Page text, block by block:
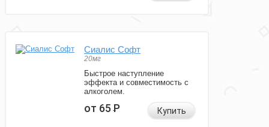
Сиалис Софт
20мг
Быстрое наступление
эффекта и совместимость с
алкоголем.
от 65Р Купить